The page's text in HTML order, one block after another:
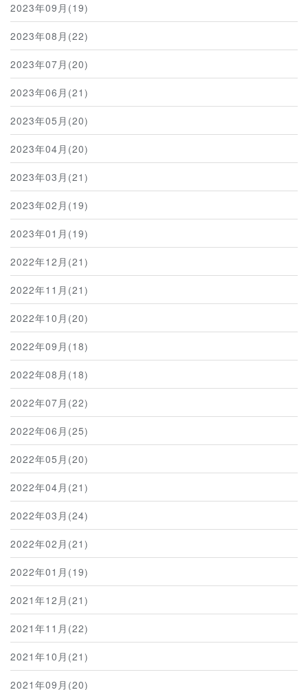
2023年09月(19)
2023年08月(22)
2023年07月(20)
2023年06月(21)
2023年05月(20)
2023年04月(20)
2023年03月(21)
2023年02月(19)
2023年01月(19)
2022年12月(21)
2022年11月(21)
2022年10月(20)
2022年09月(18)
2022年08月(18)
2022年07月(22)
2022年06月(25)
2022年05月(20)
2022年04月(21)
2022年03月(24)
2022年02月(21)
2022年01月(19)
2021年12月(21)
2021年11月(22)
2021年10月(21)
2021年09月(20)